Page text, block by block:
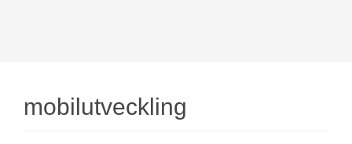
mobilutveckling